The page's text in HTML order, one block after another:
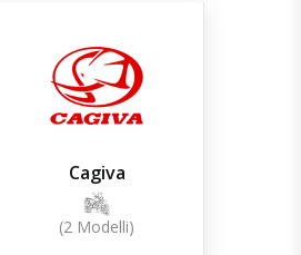
Cagiva
(2 Modelli)